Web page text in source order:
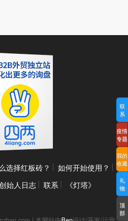
选择红板砖？
如何开始使用？
始人日志 联系 《灯塔》
联
系
疫情
专题
我的
收藏
礼
物
顶
部